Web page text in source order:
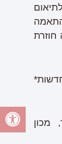
חוזרת
מכון